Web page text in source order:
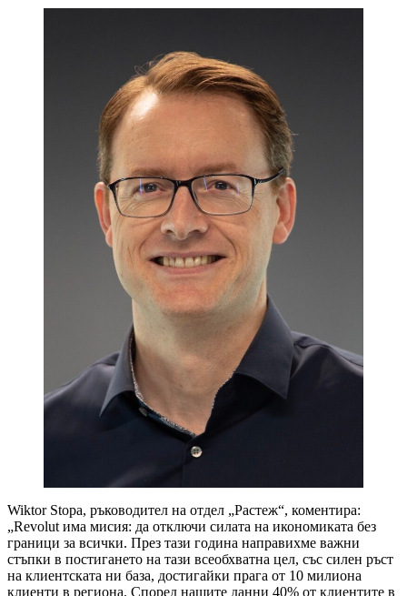
Wiktor Stopa, ръководител на отдел „Растеж“, коментира:
„Revolut има мисия: да отключи силата на икономиката без
граници за всички. През тази година направихме важни
стъпки в постигането на тази всеобхватна цел, със силен ръст
на клиентската ни база, достигайки прага от 10 милиона
клиенти в региона. Според нашите данни 40% от клиентите в